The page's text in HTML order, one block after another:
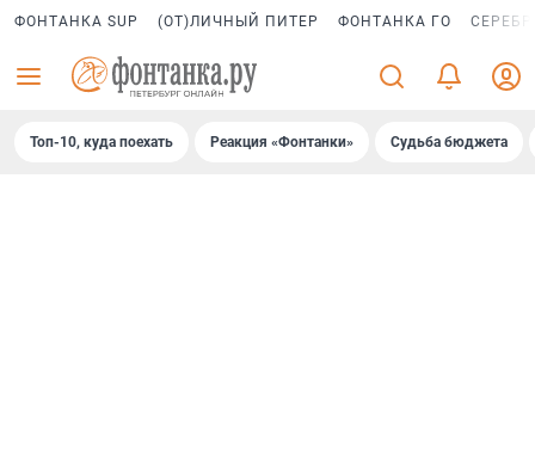
ФОНТАНКА SUP (ОТ)ЛИЧНЫЙ ПИТЕР ФОНТАНКА ГО
Топ-10, куда поехать Реакция «Фонтанки» Судьба бюджета